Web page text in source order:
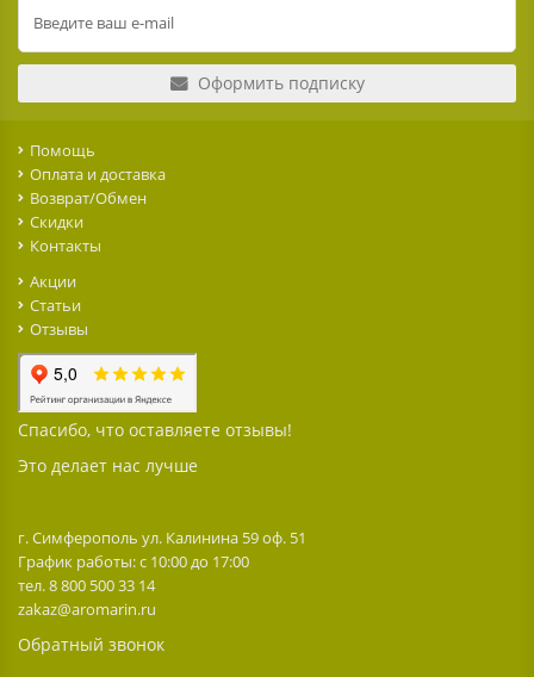
Оформить подписку
Помощь
Оплата и доставка
Возврат/Обмен
Скидки
Контакты
Акции
Статьи
Отзывы
Спасибо, что оставляете отзывы!
Это делает нас лучше
г. Симферополь ул. Калинина 59 оф. 51
График работы: с 10:00 до 17:00
тел. 8 800 500 33 14
zakaz@aromarin.ru
Обратный звонок